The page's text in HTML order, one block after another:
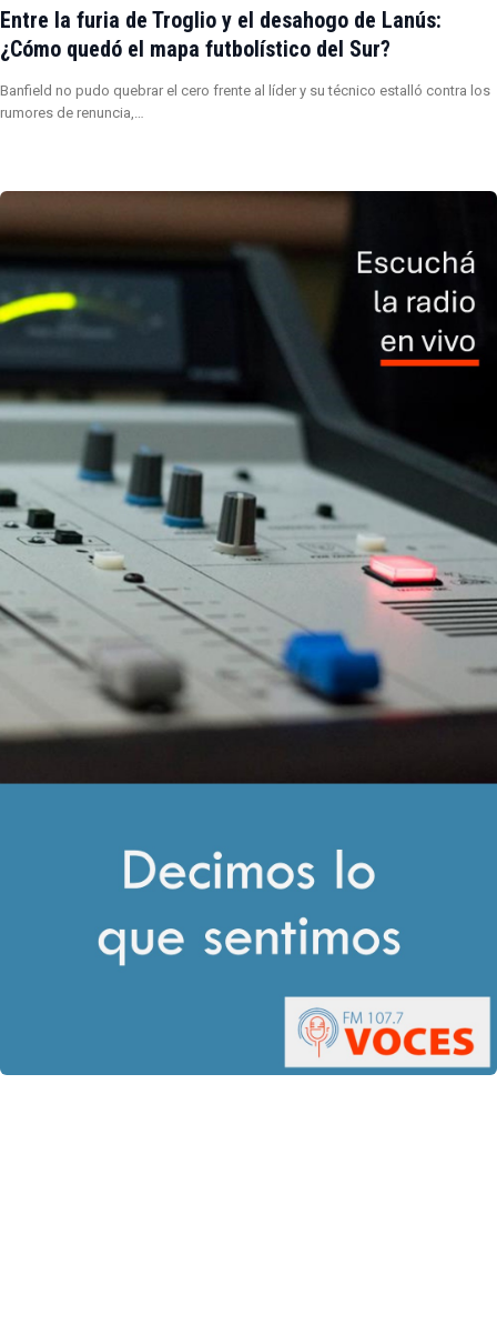
Entre la furia de Troglio y el desahogo de Lanús:
¿Cómo quedó el mapa futbolístico del Sur?
Banfield no pudo quebrar el cero frente al líder y su técnico estalló contra los
rumores de renuncia,…